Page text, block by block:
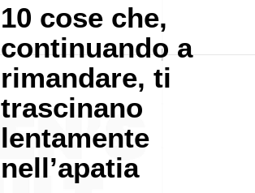
10 cose che,
continuando a
rimandare, ti
trascinano
lentamente
nell’apatia